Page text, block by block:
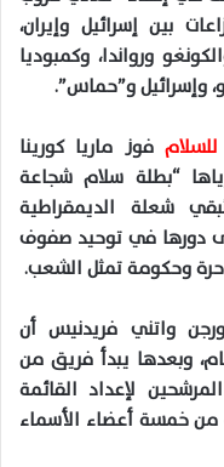
بين إسرائيل وإيران،
ورواندا، وكمبوديا
وإسرائيل و”حماس”.
فوز ماريا كورينا
2025، معتبرةً إياها “بطلة سلام شجاعة
شعلة الديمقراطية
دورها في توحيد صفوف
حرة وحكومة تمثل الشعب.
واتني فريدنيس أن
من كل عام، وبعدها يبدأ فريق من
لإعداد القائمة
من خمسة أعضاء الأسماء